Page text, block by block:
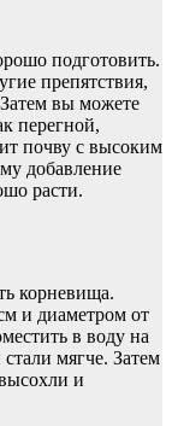
подготовить.
препятствия,
вы можете
перегной,
почву с высоким
добавление
расти.
корневища.
и диаметром от
в воду на
мягче. Затем
и